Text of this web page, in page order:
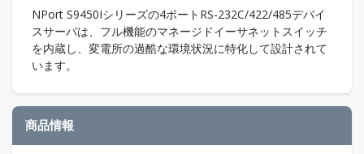
NPort S9450Iシリーズの4ポートRS-232C/422/485デバイ
スサーバは、フル機能のマネージドイーサネットスイッチ
を内蔵し、変電所の過酷な環境状況に特化して設計されて
います。
商品情報